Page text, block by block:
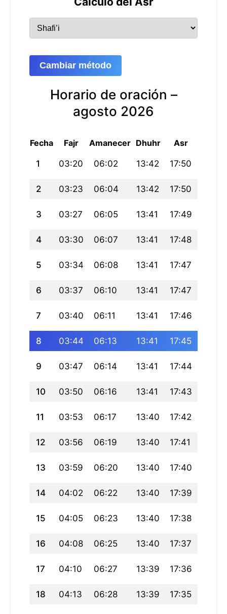
Cambiar método
Horario de oración –
agosto 2026
Fecha Fajr Amanecer Dhuhr Asr
1 03:20 06:02 13:42 17:50
2 03:23 06:04 13:42 17:50
3 03:27 06:05 13:41 17:49
4 03:30 06:07 13:41 17:48
5 03:34 06:08 13:41 17:47
6 03:37 06:10 13:41 17:47
7 03:40 06:11 13:41 17:46
8 03:44 06:13 13:41 17:45
9 03:47 06:14 13:41 17:44
10 03:50 06:16 13:41 17:43
11 03:53 06:17 13:40 17:42
12 03:56 06:19 13:40 17:41
13 03:59 06:20 13:40 17:40
14 04:02 06:22 13:40 17:39
15 04:05 06:23 13:40 17:38
16 04:08 06:25 13:40 17:37
17 04:10 06:27 13:39 17:36
18 04:13 06:28 13:39 17:35